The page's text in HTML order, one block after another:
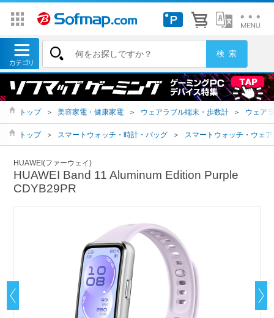
トップ ＞ 美容家電・健康家電 ＞ ウェアラブル端末・歩数計 ＞ ウェア
トップ ＞ スマートウォッチ・時計・バッグ ＞ スマートウォッチ・ウェ
HUAWEI(ファーウェイ)
HUAWEI Band 11 Aluminum Edition Purple
CDYB29PR